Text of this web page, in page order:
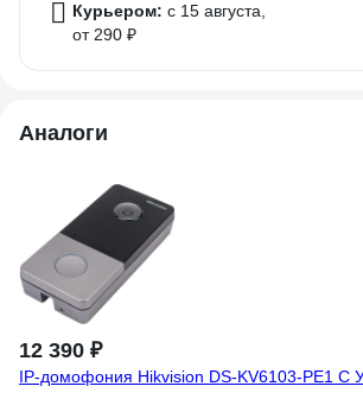
Курьером: c 15 августа,
от 290 ₽
Аналоги
12 390 ₽
IP-домофония Hikvision DS-KV6103-PE1 C